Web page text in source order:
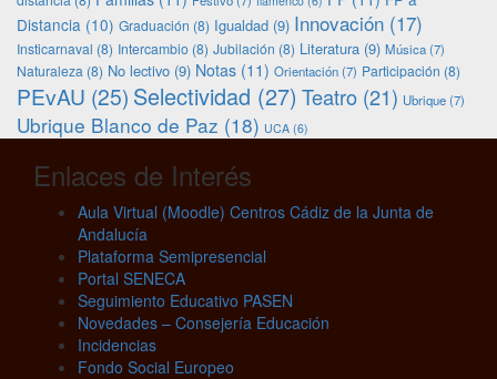
Distancia (10) Graduación (8) Igualdad (9) Innovación (17)
Insticarnaval (8) Intercambio (8) Jubilación (8) Literatura (9) Música(7)
Naturaleza (8) No lectivo (9) Notas (11) Orientación(7) Participación (8)
PEvAU (25) Selectividad (27) Teatro (21) Ubrique(7)
Ubrique Blanco de Paz (18) UCA (6)
Enlaces de Interés
Aula Virtual (Moodle) Centros Cádiz de la Junta de
Andalucía
Plataforma Semipresencial
Portal SENECA
Seguimiento Educativo PASEN
Novedades – Consejería Educación
Incidencias
Fondo Social Europeo